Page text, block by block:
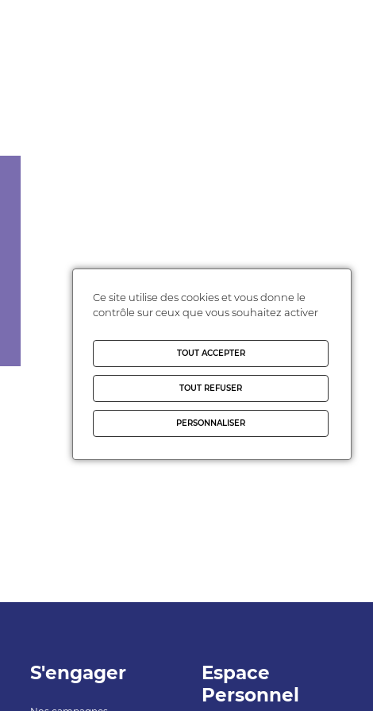
S'engager
Espace
Personnel
Ce site utilise des cookies et vous donne le
contrôle sur ceux que vous souhaitez activer
TOUT ACCEPTER
TOUT REFUSER
PERSONNALISER